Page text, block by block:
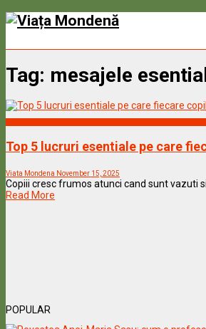
Tag: mesajele
Top 5 lucruri esentiale pe care
Viata Mondena November 15, 2025
Copiii cresc frumos atunci cand sunt vazuti
Read More
POPULAR